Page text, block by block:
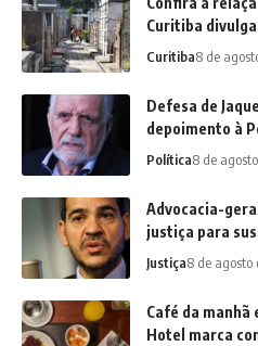
Curitiba
Curitiba8 de
Defesa de
depoimento à
Política8 de
Advocacia-
justiça para
Justiça8 de agosto
Café da
Hotel marca